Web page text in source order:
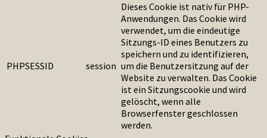
PHPSESSID session
Dieses Cookie ist nativ für PHP-
Anwendungen. Das Cookie wird
verwendet, um die eindeutige
Sitzungs-ID eines Benutzers zu
speichern und zu identifizieren,
um die Benutzersitzung auf der
Website zu verwalten. Das Cookie
ist ein Sitzungscookie und wird
gelöscht, wenn alle
Browserfenster geschlossen
werden.